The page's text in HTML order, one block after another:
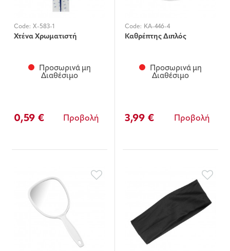
Code: X-583-1
Χτένα Χρωματιστή
Προσωρινά μη
Διαθέσιμο
0,59 € Προβολή
Code: KA-446-4
Καθρέπτης Διπλός
Προσωρινά μη
Διαθέσιμο
3,99 € Προβολή